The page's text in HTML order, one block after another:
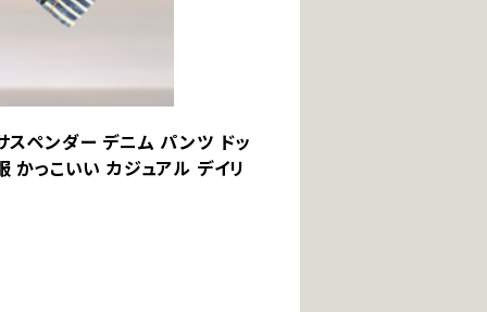
ペンダー デニム パンツ ドッ
っこいい カジュアル デイリ